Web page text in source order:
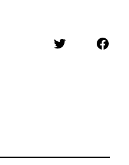
Twitter